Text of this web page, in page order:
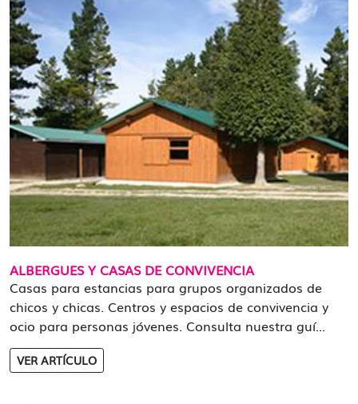
ALBERGUES Y CASAS DE CONVIVENCIA
Casas para estancias para grupos organizados de
chicos y chicas. Centros y espacios de convivencia y
ocio para personas jóvenes. Consulta nuestra guí...
VER ARTÍCULO